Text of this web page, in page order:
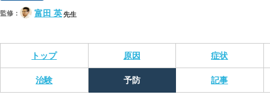
監修： 富田 英先生
トップ 原因 症状
治験 予防 記事